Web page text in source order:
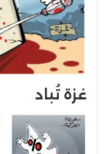
غزة تُباد